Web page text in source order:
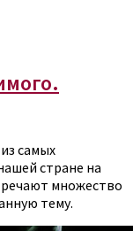
самых
стране на
множество
тему.